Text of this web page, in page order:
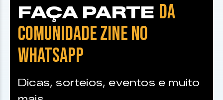
FAÇA PARTE DA
COMUNIDADE ZINE NO
WHATSAPP
Dicas, sorteios, eventos e muito